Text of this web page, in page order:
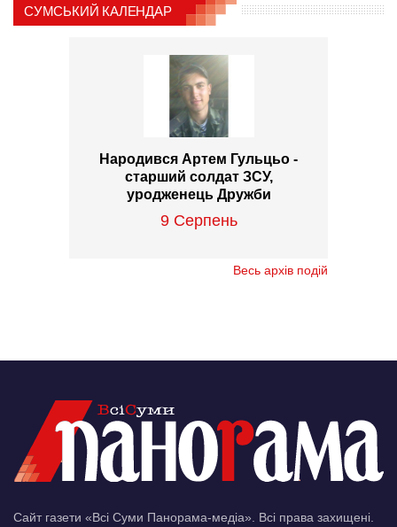
СУМСЬКИЙ КАЛЕНДАР
Народився Артем Гульцьо -
старший солдат ЗСУ,
уродженець Дружби
9 Серпень
Весь архів подій
Сайт газети «Всі Суми Панорама-медіа». Всі права захищені.